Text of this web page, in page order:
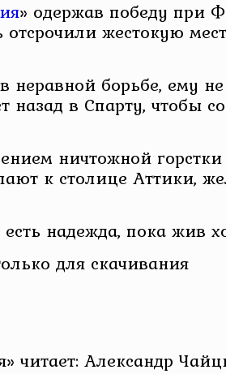
» одержав победу при
жестокую
борьбе, ему
назад в Спарту, чтобы
ничтожной
к столице Аттики,
надежда, пока жив
для скачивания
читает: Александр